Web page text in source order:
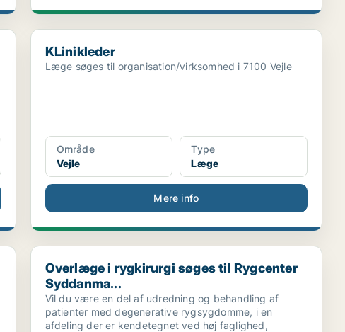
KLinikleder
KLinikleder
Læge søges til organisation/virksomhed i 7100 Vejle
Område
Vejle
Type
Læge
Mere info
Overlæge i rygkirurgi søges til Rygcenter Syddanma...
Overlæge i rygkirurgi søges til Rygcenter
Syddanma...
Vil du være en del af udredning og behandling af
patienter med degenerative rygsygdomme, i en
afdeling der er kendetegnet ved høj faglighed,